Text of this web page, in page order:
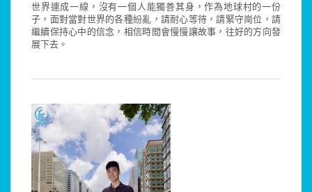
世界連成一線，沒有一個人能獨善其身，作為地球村的一份
子，面對當對世界的各種紛亂，請耐心等待，請緊守崗位，請
繼續保持心中的信念，相信時間會慢慢讓故事，往好的方向發
展下去。